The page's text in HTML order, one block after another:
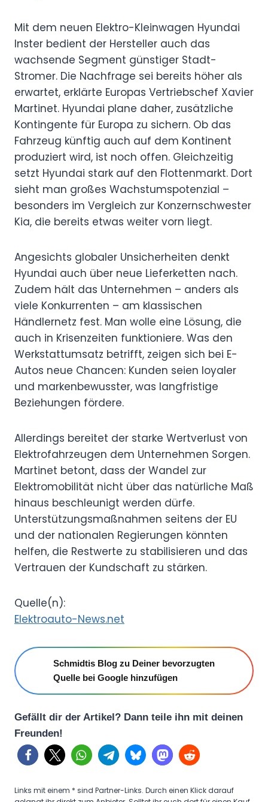
Mit dem neuen Elektro-Kleinwagen Hyundai
Inster bedient der Hersteller auch das
wachsende Segment günstiger Stadt-
Stromer. Die Nachfrage sei bereits höher als
erwartet, erklärte Europas Vertriebschef Xavier
Martinet. Hyundai plane daher, zusätzliche
Kontingente für Europa zu sichern. Ob das
Fahrzeug künftig auch auf dem Kontinent
produziert wird, ist noch offen. Gleichzeitig
setzt Hyundai stark auf den Flottenmarkt. Dort
sieht man großes Wachstumspotenzial –
besonders im Vergleich zur Konzernschwester
Kia, die bereits etwas weiter vorn liegt.
Angesichts globaler Unsicherheiten denkt
Hyundai auch über neue Lieferketten nach.
Zudem hält das Unternehmen – anders als
viele Konkurrenten – am klassischen
Händlernetz fest. Man wolle eine Lösung, die
auch in Krisenzeiten funktioniere. Was den
Werkstattumsatz betrifft, zeigen sich bei E-
Autos neue Chancen: Kunden seien loyaler
und markenbewusster, was langfristige
Beziehungen fördere.
Allerdings bereitet der starke Wertverlust von
Elektrofahrzeugen dem Unternehmen Sorgen.
Martinet betont, dass der Wandel zur
Elektromobilität nicht über das natürliche Maß
hinaus beschleunigt werden dürfe.
Unterstützungsmaßnahmen seitens der EU
und der nationalen Regierungen könnten
helfen, die Restwerte zu stabilisieren und das
Vertrauen der Kundschaft zu stärken.
Quelle(n):
Elektroauto-News.net
Schmidtis Blog zu Deiner bevorzugten
Quelle bei Google hinzufügen
Gefällt dir der Artikel? Dann teile ihn mit deinen
Freunden!
Links mit einem * sind Partner-Links. Durch einen Klick darauf